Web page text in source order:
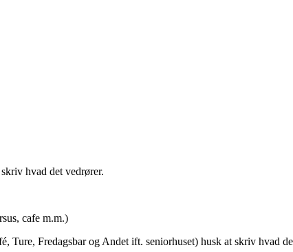
hvad det vedrører.
cafe m.m.)
Ture, Fredagsbar og Andet ift. seniorhuset) husk at skriv hvad